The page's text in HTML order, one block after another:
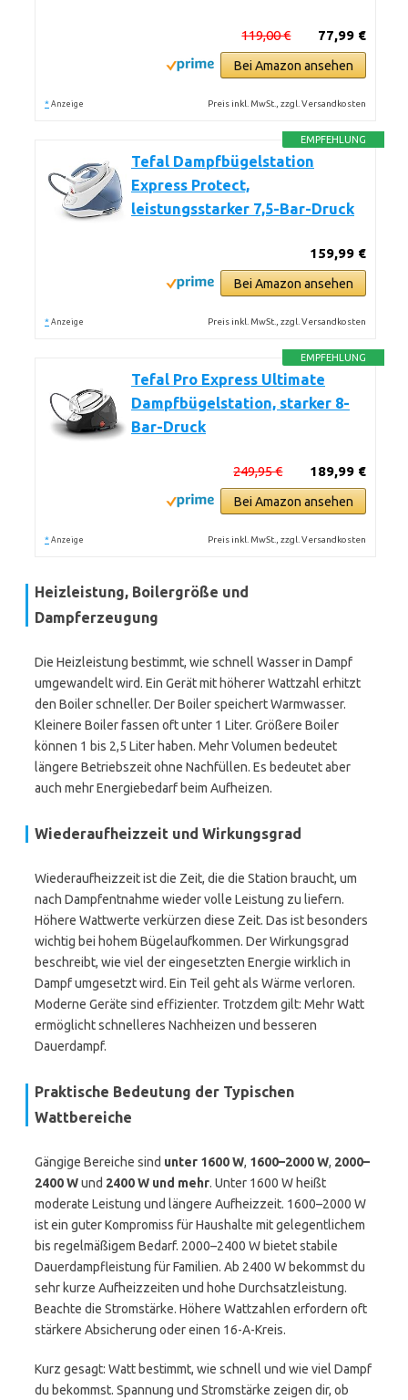
77,99 €
119,00 €
Bei Amazon ansehen
* Anzeige Preis inkl. MwSt., zzgl. Versandkosten
EMPFEHLUNG
Tefal Dampfbügelstation
Express Protect,
leistungsstarker 7,5-Bar-Druck
159,99 €
Bei Amazon ansehen
* Anzeige Preis inkl. MwSt., zzgl. Versandkosten
EMPFEHLUNG
Tefal Pro Express Ultimate
Dampfbügelstation, starker 8-
Bar-Druck
189,99 €
249,95 €
Bei Amazon ansehen
* Anzeige Preis inkl. MwSt., zzgl. Versandkosten
Heizleistung, Boilergröße und
Dampferzeugung
Die Heizleistung bestimmt, wie schnell Wasser in Dampf
umgewandelt wird. Ein Gerät mit höherer Wattzahl erhitzt
den Boiler schneller. Der Boiler speichert Warmwasser.
Kleinere Boiler fassen oft unter 1 Liter. Größere Boiler
können 1 bis 2,5 Liter haben. Mehr Volumen bedeutet
längere Betriebszeit ohne Nachfüllen. Es bedeutet aber
auch mehr Energiebedarf beim Aufheizen.
Wiederaufheizzeit und Wirkungsgrad
Wiederaufheizzeit ist die Zeit, die die Station braucht, um
nach Dampfentnahme wieder volle Leistung zu liefern.
Höhere Wattwerte verkürzen diese Zeit. Das ist besonders
wichtig bei hohem Bügelaufkommen. Der Wirkungsgrad
beschreibt, wie viel der eingesetzten Energie wirklich in
Dampf umgesetzt wird. Ein Teil geht als Wärme verloren.
Moderne Geräte sind effizienter. Trotzdem gilt: Mehr Watt
ermöglicht schnelleres Nachheizen und besseren
Dauerdampf.
Praktische Bedeutung der Typischen
Wattbereiche
Gängige Bereiche sind unter 1600 W, 1600–2000 W, 2000–
2400 Wund 2400 W und mehr. Unter 1600 W heißt
moderate Leistung und längere Aufheizzeit. 1600–2000 W
ist ein guter Kompromiss für Haushalte mit gelegentlichem
bis regelmäßigem Bedarf. 2000–2400 W bietet stabile
Dauerdampfleistung für Familien. Ab 2400 W bekommst du
sehr kurze Aufheizzeiten und hohe Durchsatzleistung.
Beachte die Stromstärke. Höhere Wattzahlen erfordern oft
stärkere Absicherung oder einen 16-A-Kreis.
Kurz gesagt: Watt bestimmt, wie schnell und wie viel Dampf
du bekommst. Spannung und Stromstärke zeigen dir, ob